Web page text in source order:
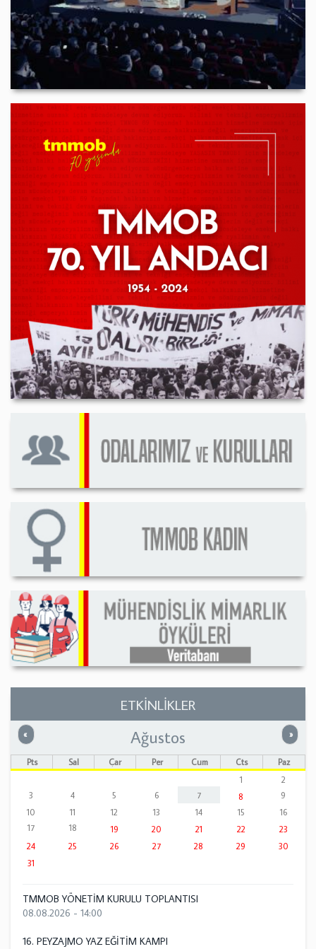
ETKİNLİKLER
« Önceki »
Ağustos
Pts Sal Çar Per Cum Cts
Paz
1
2
3
4 5 6 7 8
9
10
11 12 13 14 15
16
17
18 19 20 21 22
23
24
25 26 27 28 29
30
31
TMMOB YÖNETİM KURULU TOPLANTISI
08.08.2026 - 14:00
16. PEYZAJMO YAZ EĞİTİM KAMPI